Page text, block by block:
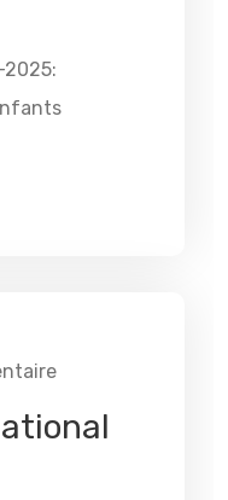
sur
International
du